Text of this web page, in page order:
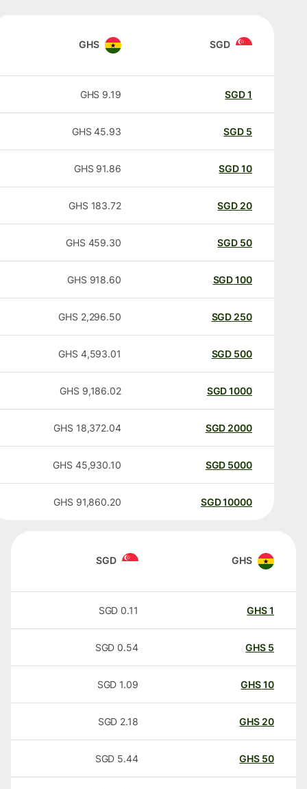
SGD
GHS
SGD
9.19
GHS
SGD
45.93
GHS
SGD
91.86
GHS
20
SGD
183.72
GHS
50
SGD
459.30
GHS
100
SGD
918.60
GHS
250
SGD
2,296.50
GHS
500
SGD
4,593.01
GHS
1000
SGD
9,186.02
GHS
2000
SGD
18,372.04
GHS
5000
SGD
45,930.10
GHS
10000
SGD
91,860.20
GHS
GHS
SGD
GHS
0.11
SGD
GHS
0.54
SGD
GHS
1.09
SGD
20
GHS
2.18
SGD
50
GHS
5.44
SGD